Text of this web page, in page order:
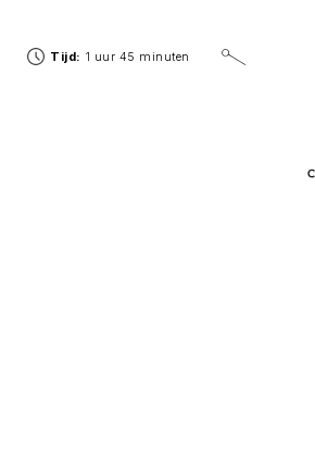
Tijd: 1 uur 45 minuten